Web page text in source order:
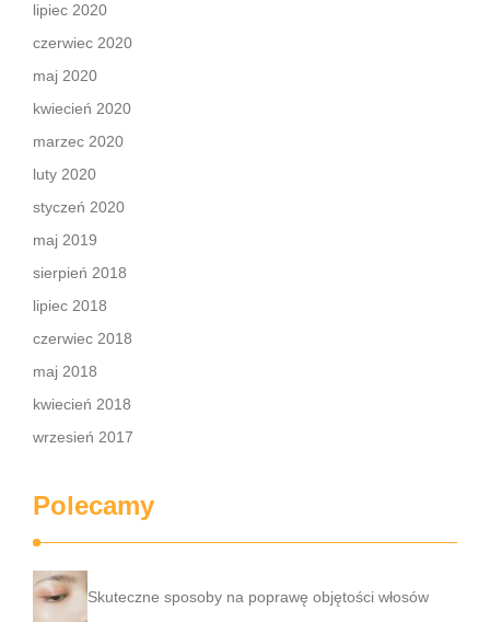
lipiec 2020
czerwiec 2020
maj 2020
kwiecień 2020
marzec 2020
luty 2020
styczeń 2020
maj 2019
sierpień 2018
lipiec 2018
czerwiec 2018
maj 2018
kwiecień 2018
wrzesień 2017
Polecamy
Skuteczne sposoby na poprawę objętości włosów